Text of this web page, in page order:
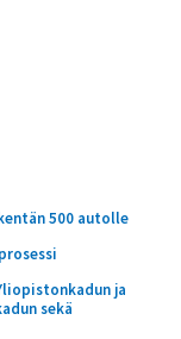
500 autolle
ja
sekä